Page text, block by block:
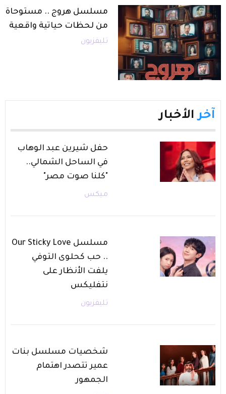
مسلسل هروج .. مستوحاة
من لحظات حياتية واقعية
تليفزيون
آخر الأخبار
حفل شيرين عبد الوهاب
في الساحل الشمالي..
"كلنا صوت مصر"
ميكس
مسلسل Our Sticky Love
.. حب كحلوى التوفي
يلفت الأنظار على
نتفليكس
تليفزيون
شخصيات مسلسل بنات
عمير تتصدر اهتمام
الجمهور